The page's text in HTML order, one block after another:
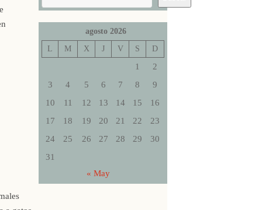
agosto 2026
L
M X J V S D
1
2
3
4 5 6 7 8
9
10
11 12 13 14 15
16
17
18 19 20 21 22
23
24
25 26 27 28 29
30
31
« May